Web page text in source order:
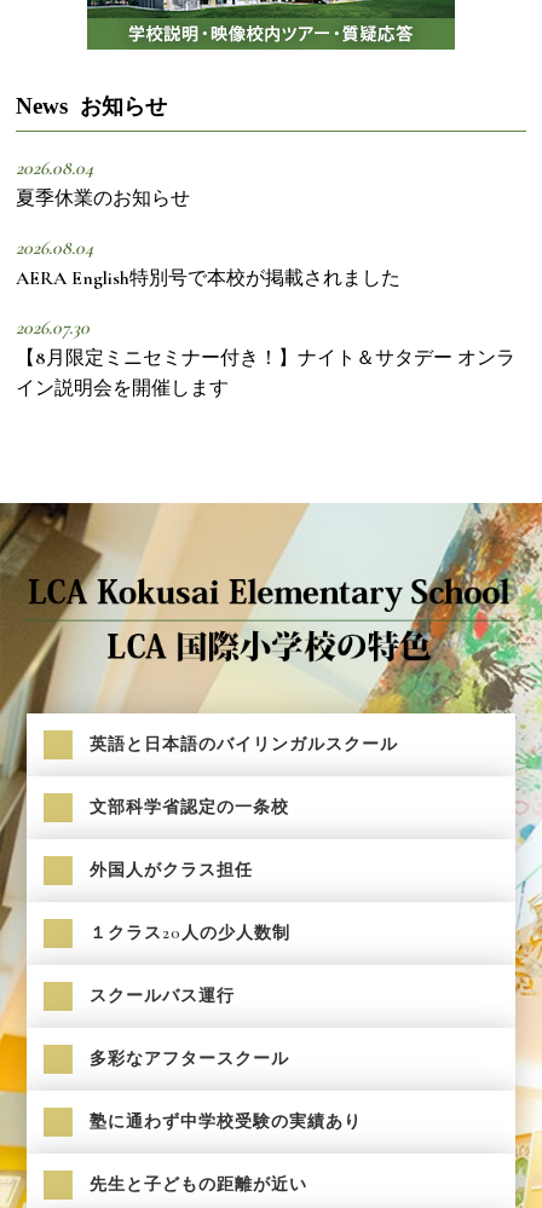
News お知らせ
2026.08.04
夏季休業のお知らせ
2026.08.04
AERA English特別号で本校が掲載されました
2026.07.30
【8月限定ミニセミナー付き！】ナイト＆サタデー オンラ
イン説明会を開催します
英語と日本語のバイリンガルスクール
文部科学省認定の一条校
外国人がクラス担任
１クラス20人の少人数制
スクールバス運行
多彩なアフタースクール
塾に通わず中学校受験の実績あり
先生と子どもの距離が近い